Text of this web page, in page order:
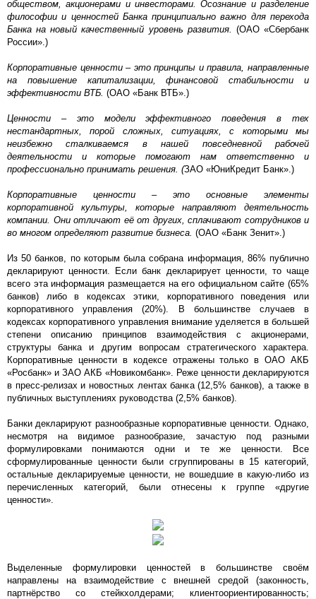
обществом, акционерами и инвесторами. Осознание и разделение
философии и ценностей Банка принципиально важно для перехода
Банка на новый качественный уровень развития. (ОАО «Сбербанк
России».)
Корпоративные ценности – это принципы и правила, направленные
на повышение капитализации, финансовой стабильности и
эффективности ВТБ. (ОАО «Банк ВТБ».)
Ценности – это модели эффективного поведения в тех
нестандартных, порой сложных, ситуациях, с которыми мы
неизбежно сталкиваемся в нашей повседневной рабочей
деятельности и которые помогают нам ответственно и
профессионально принимать решения. (ЗАО «ЮниКредит Банк».)
Корпоративные ценности – это основные элементы
корпоративной культуры, которые направляют деятельность
компании. Они отличают её от других, сплачивают сотрудников и
во многом определяют развитие бизнеса. (ОАО «Банк Зенит».)
Из 50 банков, по которым была собрана информация, 86% публично
декларируют ценности. Если банк декларирует ценности, то чаще
всего эта информация размещается на его официальном сайте (65%
банков) либо в кодексах этики, корпоративного поведения или
корпоративного управления (20%). В большинстве случаев в
кодексах корпоративного управления внимание уделяется в большей
степени описанию принципов взаимодействия с акционерами,
структуры банка и другим вопросам стратегического характера.
Корпоративные ценности в кодексе отражены только в ОАО АКБ
«Росбанк» и ЗАО АКБ «Новикомбанк». Реже ценности декларируются
в пресс-релизах и новостных лентах банка (12,5% банков), а также в
публичных выступлениях руководства (2,5% банков).
Банки декларируют разнообразные корпоративные ценности. Однако,
несмотря на видимое разнообразие, зачастую под разными
формулировками понимаются одни и те же ценности. Все
сформулированные ценности были сгруппированы в 15 категорий,
остальные декларируемые ценности, не вошедшие в какую-либо из
перечисленных категорий, были отнесены к группе «другие
ценности».
Выделенные формулировки ценностей в большинстве своём
направлены на взаимодействие с внешней средой (законность,
партнёрство со стейкхолдерами; клиентоориентированность;